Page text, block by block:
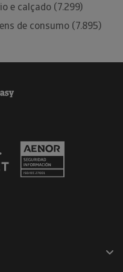
e calçado (7.299)
de consumo (7.895)